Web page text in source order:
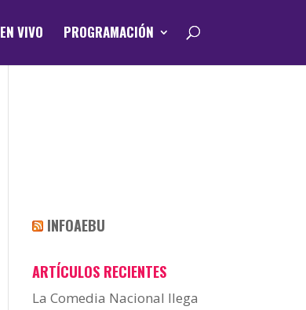
EN VIVO PROGRAMACIÓN
INFOAEBU
ARTÍCULOS RECIENTES
La Comedia Nacional llega